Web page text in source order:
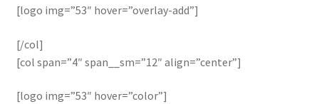
[logo img=”53″ hover=”overlay-add”]
[/col]
[col span=”4″ span__sm=”12″ align=”center”]
[logo img=”53″ hover=”color”]